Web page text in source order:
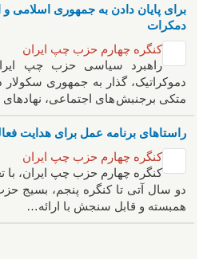
برای پایان دادن به جمهوری اسلامی و
دمکرات
کنگره چهارم حزب چپ ایران
راهبرد سياسی حزب چپ ایران
دموکراتیک، گذار به جمهوری سکولار
متکی برجنبش های اجتماعی، نهادهای
راستاهای برنامه عمل برای هدایت
کنگره چهارم حزب چپ ایران
کنگره چهارم حزب چپ ایران، با
دو سال آتی تا کنگره پنجم، بسیج حزب
همبسته و قابل سنجش با ارائه…